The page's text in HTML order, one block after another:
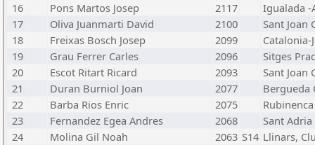
16
Pons Martos Josep 2117
Igualada -
17
Oliva Juanmarti David 2100
Sant Joan
18
Freixas Bosch Josep 2099
Catalonia-
19
Grau Ferrer Carles 2096
Sitges
20
Escot Ritart Ricard 2093
Sant Joan
21
Duran Burniol Joan 2077
Bergueda
22
Barba Rios Enric 2075
Rubinenca
23
Fernandez Egea Andres 2068
Sant Adria
24
Molina Gil Noah 2063 S14 Llinars,